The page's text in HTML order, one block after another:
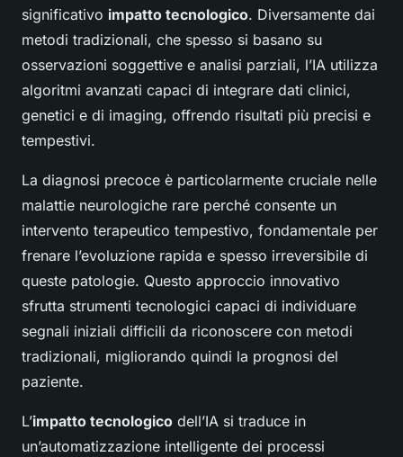
significativo impatto tecnologico. Diversamente dai
metodi tradizionali, che spesso si basano su
osservazioni soggettive e analisi parziali, l’IA utilizza
algoritmi avanzati capaci di integrare dati clinici,
genetici e di imaging, offrendo risultati più precisi e
tempestivi.
La diagnosi precoce è particolarmente cruciale nelle
malattie neurologiche rare perché consente un
intervento terapeutico tempestivo, fondamentale per
frenare l’evoluzione rapida e spesso irreversibile di
queste patologie. Questo approccio innovativo
sfrutta strumenti tecnologici capaci di individuare
segnali iniziali difficili da riconoscere con metodi
tradizionali, migliorando quindi la prognosi del
paziente.
L’impatto tecnologico dell’IA si traduce in
un’automatizzazione intelligente dei processi